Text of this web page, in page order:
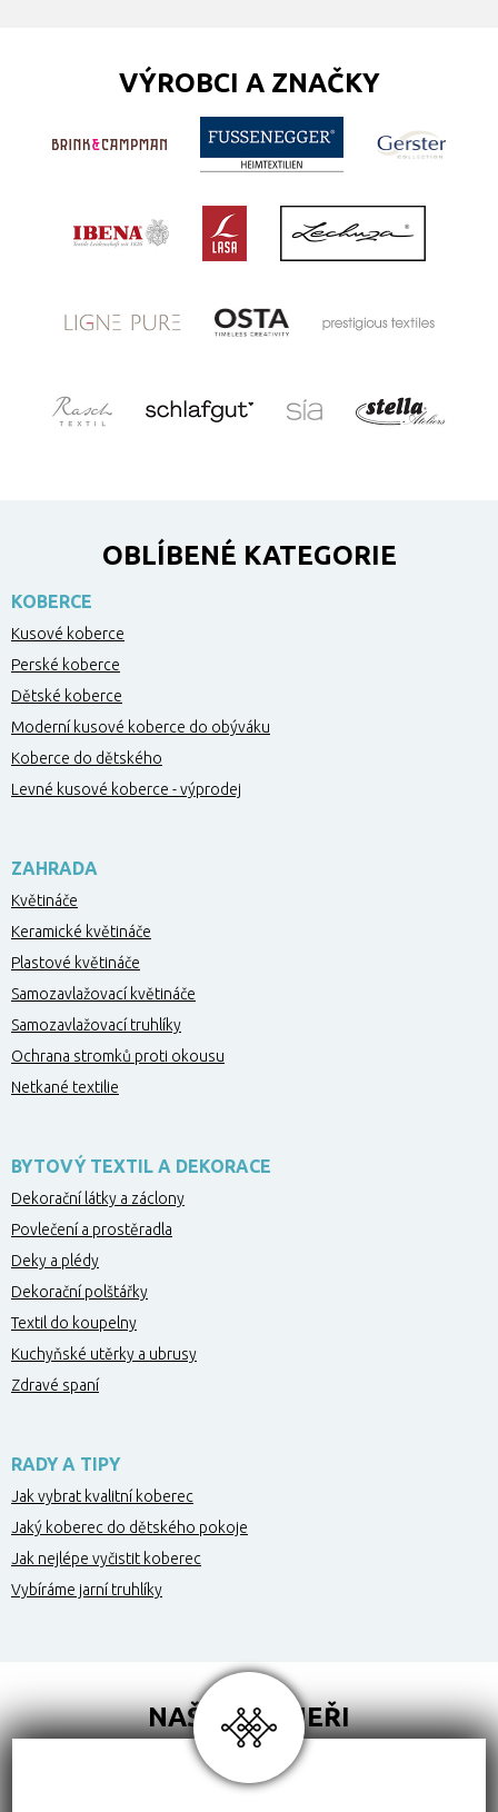
VÝROBCI A ZNAČKY
OBLÍBENÉ KATEGORIE
KOBERCE
Kusové koberce
Perské koberce
Dětské koberce
Moderní kusové koberce do obýváku
Koberce do dětského
Levné kusové koberce - výprodej
ZAHRADA
Květináče
Keramické květináče
Plastové květináče
Samozavlažovací květináče
Samozavlažovací truhlíky
Ochrana stromků proti okousu
Netkané textilie
BYTOVÝ TEXTIL A DEKORACE
Dekorační látky a záclony
Povlečení a prostěradla
Deky a plédy
Dekorační polštářky
Textil do koupelny
Kuchyňské utěrky a ubrusy
Zdravé spaní
RADY A TIPY
Jak vybrat kvalitní koberec
Jaký koberec do dětského pokoje
Jak nejlépe vyčistit koberec
Vybíráme jarní truhlíky
NAŠI PARTNEŘI